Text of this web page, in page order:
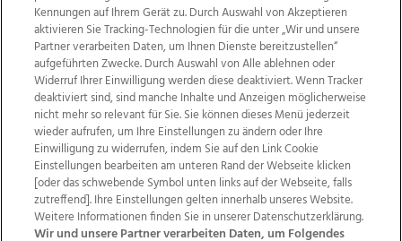
Wir über uns Mediadaten Kontakt
Jobs
Datenschutz
Impressum
AGB Anzeigekunden
AGB Website
Ehrenkodex Politische Werbung
Kennungen auf Ihrem Gerät zu. Durch Auswahl von Akzeptieren
aktivieren Sie Tracking-Technologien für die unter „Wir und unsere
Partner verarbeiten Daten, um Ihnen Dienste bereitzustellen“
aufgeführten Zwecke. Durch Auswahl von Alle ablehnen oder
Widerruf Ihrer Einwilligung werden diese deaktiviert. Wenn Tracker
deaktiviert sind, sind manche Inhalte und Anzeigen möglicherweise
nicht mehr so relevant für Sie. Sie können dieses Menü jederzeit
wieder aufrufen, um Ihre Einstellungen zu ändern oder Ihre
Einwilligung zu widerrufen, indem Sie auf den Link Cookie
Einstellungen bearbeiten am unteren Rand der Webseite klicken
[oder das schwebende Symbol unten links auf der Webseite, falls
zutreffend]. Ihre Einstellungen gelten innerhalb unseres Website.
Weitere Informationen finden Sie in unserer Datenschutzerklärung.
Wir und unsere Partner verarbeiten Daten, um Folgendes